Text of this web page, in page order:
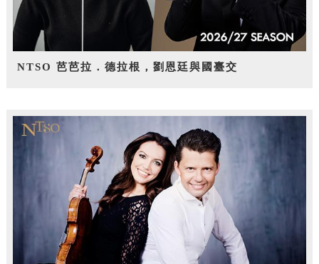
NTSO 芭芭拉．德拉根，劉恩廷與國臺交